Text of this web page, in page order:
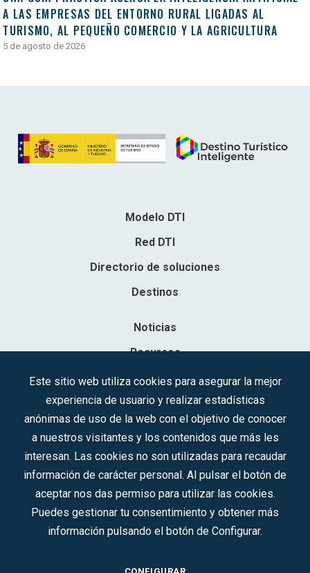
A LAS EMPRESAS DEL ENTORNO RURAL LIGADAS AL
TURISMO, AL PEQUEÑO COMERCIO Y LA AGRICULTURA
5 de agosto de 2026
Modelo DTI
Red DTI
Directorio de soluciones
Destinos
Noticias
Recursos
Contacto
Sociedad Mercantil Estatal para la Gestión de la Innovación y las
C.I.F.: A-81/874.984
Síguenos en redes sociales:
CONTACTO
Este sitio web utiliza cookies para asegurar la mejor
experiencia de usuario y realizar estadísticas
anónimas de uso de la web con el objetivo de conocer
a nuestros visitantes y los contenidos que más les
interesan. Las cookies no son utilizadas para recaudar
información de carácter personal. Al pulsar el botón de
aceptar nos das permiso para utilizar las cookies.
Puedes gestionar tu consentimiento y obtener más
información pulsando el botón de Configurar.